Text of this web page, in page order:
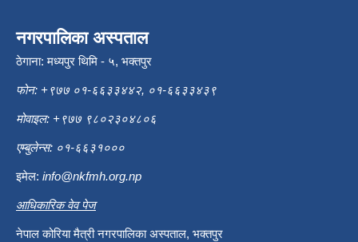
नगरपालिका अस्पताल
ठेगाना: मध्यपुर थिमि - ५, भक्तपुर
फोन: +९७७ ०१-६६३३४४२, ०१-६६३३४३९
मोवाइल: +९७७ ९८०२३०४८०६
एम्बुलेन्स: ०१-६६३१०००
इमेल: info@nkfmh.org.np
आधिकारिक वेव पेज
नेपाल कोरिया मैत्री नगरपालिका अस्पताल, भक्तपुर